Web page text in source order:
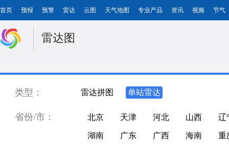
首页 预报 预警 雷达 云图 天气地图 专业产品 资讯 视频 节气
雷达图
类型： 雷达拼图 单站雷达
省份/市： 北京 天津 河北 山西 辽
湖南 广东 广西 海南 重